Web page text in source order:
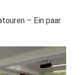
– Ein paar